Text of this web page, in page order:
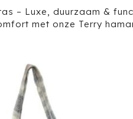
– Luxe, duurzaam &
met onze Terry